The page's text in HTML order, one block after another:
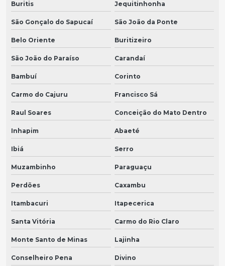
Buritis Jequitinhonha
São Gonçalo do Sapucaí São João da Ponte
Belo Oriente Buritizeiro
São João do Paraíso Carandaí
Bambuí Corinto
Carmo do Cajuru Francisco Sá
Raul Soares Conceição do Mato Dentro
Inhapim Abaeté
Ibiá Serro
Muzambinho Paraguaçu
Perdões Caxambu
Itambacuri Itapecerica
Santa Vitória Carmo do Rio Claro
Monte Santo de Minas Lajinha
Conselheiro Pena Divino